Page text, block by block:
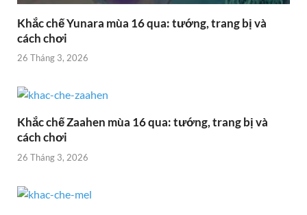
Khắc chế Yunara mùa 16 qua: tướng, trang bị và
cách chơi
26 Tháng 3, 2026
Khắc chế Zaahen mùa 16 qua: tướng, trang bị và
cách chơi
26 Tháng 3, 2026